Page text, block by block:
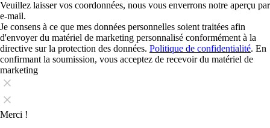
Veuillez laisser vos coordonnées, nous vous enverrons notre aperçu par
e-mail.
Je consens à ce que mes données personnelles soient traitées afin
d'envoyer du matériel de marketing personnalisé conformément à la
directive sur la protection des données. Politique de confidentialité. En
confirmant la soumission, vous acceptez de recevoir du matériel de
marketing
Merci !